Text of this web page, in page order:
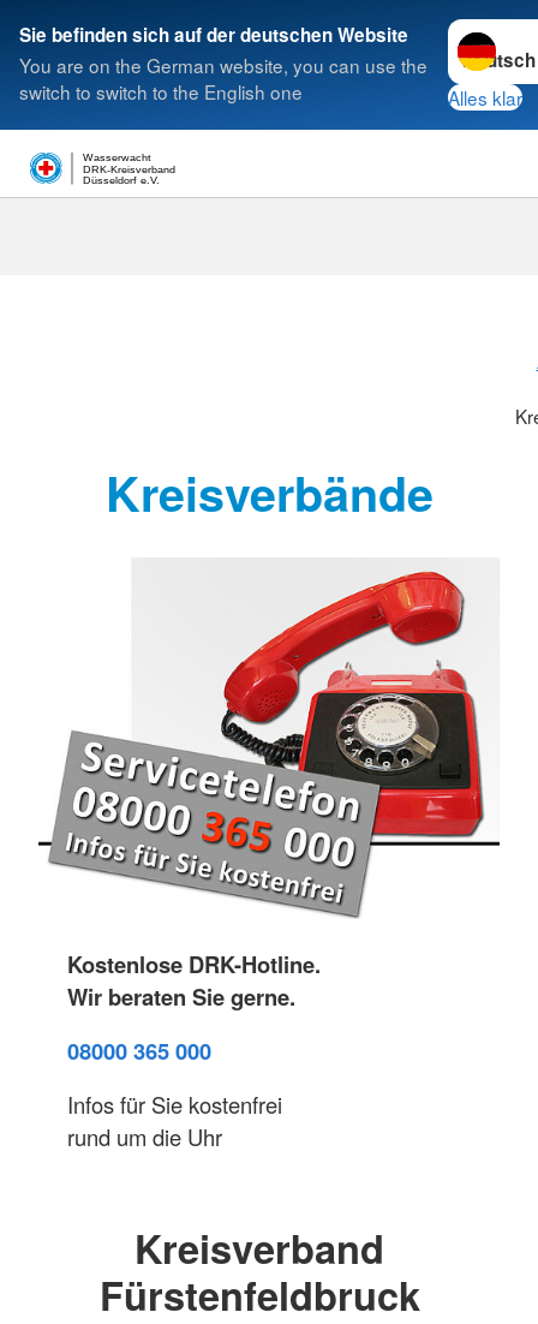
Sie befinden sich auf der deutschen Website
You are on the German website, you can use the
switch to switch to the English one
Sprache
Alles klar
Düsseldorf e.V.
DRK-Kreisverband
Wasserwacht
Suche
Kreisverbände
Kostenlose DRK-Hotline.
Wir beraten Sie gerne.
08000 365 000
Infos für Sie kostenfrei
rund um die Uhr
Kreisverband
Fürstenfeldbruck